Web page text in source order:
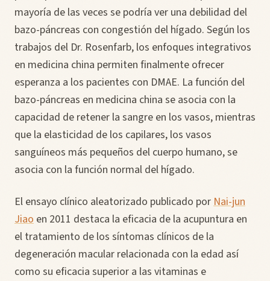
mayoría de las veces se podría ver una debilidad del
bazo-páncreas con congestión del hígado. Según los
trabajos del Dr. Rosenfarb, los enfoques integrativos
en medicina china permiten finalmente ofrecer
esperanza a los pacientes con DMAE. La función del
bazo-páncreas en medicina china se asocia con la
capacidad de retener la sangre en los vasos, mientras
que la elasticidad de los capilares, los vasos
sanguíneos más pequeños del cuerpo humano, se
asocia con la función normal del hígado.
El ensayo clínico aleatorizado publicado porNai-jun
Jiao en 2011 destaca la eficacia de la acupuntura en
el tratamiento de los síntomas clínicos de la
degeneración macular relacionada con la edad así
como su eficacia superior a las vitaminas e